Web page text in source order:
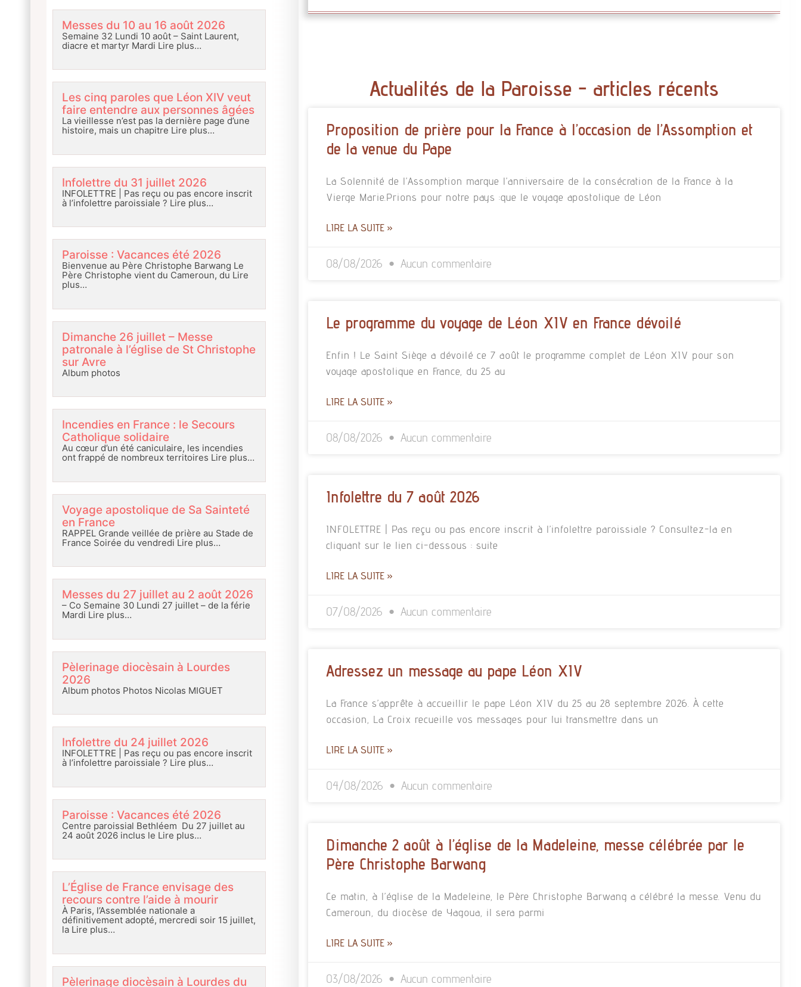
Messes du 10 au 16 août 2026
Semaine 32 Lundi 10 août – Saint Laurent,
diacre et martyr Mardi Lire plus…
Les cinq paroles que Léon XIV veut
faire entendre aux personnes âgées
La vieillesse n’est pas la dernière page d’une
histoire, mais un chapitre Lire plus…
Infolettre du 31 juillet 2026
INFOLETTRE | Pas reçu ou pas encore inscrit
à l’infolettre paroissiale ? Lire plus…
Paroisse : Vacances été 2026
Bienvenue au Père Christophe Barwang Le
Père Christophe vient du Cameroun, du Lire
plus…
Dimanche 26 juillet – Messe
patronale à l’église de St Christophe
sur Avre
Album photos
Incendies en France : le Secours
Catholique solidaire
Au cœur d’un été caniculaire, les incendies
ont frappé de nombreux territoires Lire plus…
Voyage apostolique de Sa Sainteté
en France
RAPPEL Grande veillée de prière au Stade de
France Soirée du vendredi Lire plus…
Messes du 27 juillet au 2 août 2026
– Co Semaine 30 Lundi 27 juillet – de la férie
Mardi Lire plus…
Pèlerinage diocèsain à Lourdes
2026
Album photos Photos Nicolas MIGUET
Infolettre du 24 juillet 2026
INFOLETTRE | Pas reçu ou pas encore inscrit
à l’infolettre paroissiale ? Lire plus…
Paroisse : Vacances été 2026
Centre paroissial Bethléem Du 27 juillet au
24 août 2026 inclus le Lire plus…
L’Église de France envisage des
recours contre l’aide à mourir
À Paris, l’Assemblée nationale a
définitivement adopté, mercredi soir 15 juillet,
la Lire plus…
Pèlerinage diocèsain à Lourdes du
Actualités de la Paroisse - articles récents
Proposition de prière pour la France à l’occasion de l’Assomption et
de la venue du Pape
La Solennité de l’Assomption marque l’anniversaire de la consécration de la France à la
Vierge Marie.Prions pour notre pays :que le voyage apostolique de Léon
LIRE LA SUITE »
08/08/2026 Aucun commentaire
Le programme du voyage de Léon XIV en France dévoilé
Enfin ! Le Saint Siège a dévoilé ce 7 août le programme complet de Léon XIV pour son
voyage apostolique en France, du 25 au
LIRE LA SUITE »
08/08/2026 Aucun commentaire
Infolettre du 7 août 2026
INFOLETTRE | Pas reçu ou pas encore inscrit à l’infolettre paroissiale ? Consultez-la en
cliquant sur le lien ci-dessous : suite
LIRE LA SUITE »
07/08/2026 Aucun commentaire
Adressez un message au pape Léon XIV
La France s’apprête à accueillir le pape Léon XIV du 25 au 28 septembre 2026. À cette
occasion, La Croix recueille vos messages pour lui transmettre dans un
LIRE LA SUITE »
04/08/2026 Aucun commentaire
Dimanche 2 août à l’église de la Madeleine, messe célébrée par le
Père Christophe Barwang
Ce matin, à l’église de la Madeleine, le Père Christophe Barwang a célébré la messe. Venu du
Cameroun, du diocèse de Yagoua, il sera parmi
LIRE LA SUITE »
03/08/2026 Aucun commentaire